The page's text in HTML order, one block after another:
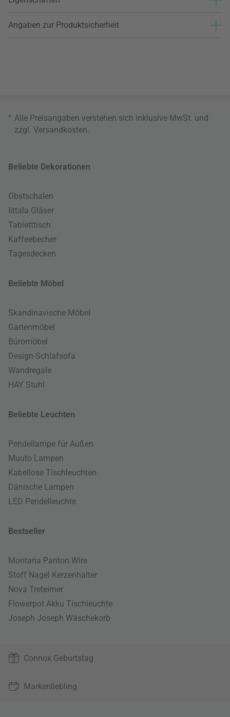
Angaben zur Produktsicherheit
* Alle Preisangaben verstehen sich inklusive MwSt. und
zzgl. Versandkosten
Beliebte Dekorationen
Obstschalen
Iittala Gläser
Tabletttisch
Kaffeebecher
Tagesdecken
Beliebte Möbel
Skandinavische Möbel
Gartenmöbel
Büromöbel
Design-Schlafsofa
Wandregale
HAY Stuhl
Beliebte Leuchten
Pendellampe für Außen
Muuto Lampen
Kabellose Tischleuchten
Dänische Lampen
LED Pendelleuchte
Bestseller
Montana Panton Wire
Stoff Nagel Kerzenhalter
Nova Treteimer
Flowerpot Akku Tischleuchte
Joseph Joseph Wäschekorb
Connox Geburtstag
Markenliebling